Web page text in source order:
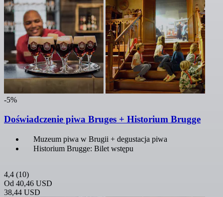
-5%
Doświadczenie piwa Bruges + Historium Brugge
Muzeum piwa w Brugii + degustacja piwa
Historium Brugge: Bilet wstępu
4,4 (10)
Od 40,46 USD
38,44 USD